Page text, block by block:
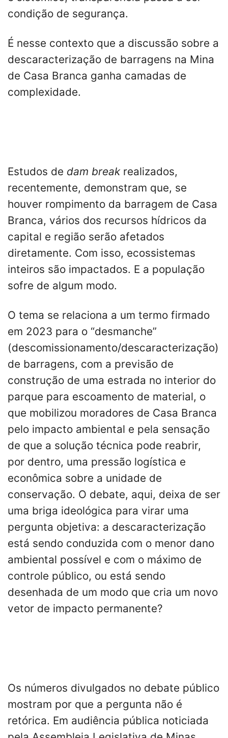
condição de segurança.
É nesse contexto que a discussão sobre a
descaracterização de barragens na Mina
de Casa Branca ganha camadas de
complexidade.
Estudos de dam break realizados,
recentemente, demonstram que, se
houver rompimento da barragem de Casa
Branca, vários dos recursos hídricos da
capital e região serão afetados
diretamente. Com isso, ecossistemas
inteiros são impactados. E a população
sofre de algum modo.
O tema se relaciona a um termo firmado
em 2023 para o “desmanche”
(descomissionamento/descaracterização)
de barragens, com a previsão de
construção de uma estrada no interior do
parque para escoamento de material, o
que mobilizou moradores de Casa Branca
pelo impacto ambiental e pela sensação
de que a solução técnica pode reabrir,
por dentro, uma pressão logística e
econômica sobre a unidade de
conservação. O debate, aqui, deixa de ser
uma briga ideológica para virar uma
pergunta objetiva: a descaracterização
está sendo conduzida com o menor dano
ambiental possível e com o máximo de
controle público, ou está sendo
desenhada de um modo que cria um novo
vetor de impacto permanente?
Os números divulgados no debate público
mostram por que a pergunta não é
retórica. Em audiência pública noticiada